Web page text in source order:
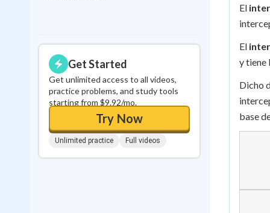
Get Started
Get unlimited access to all videos,
practice problems, and study tools
starting from $9.92/mo.
Try Now
Unlimited practice Full videos
El
El
y tiene
Dicho
base